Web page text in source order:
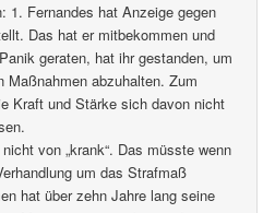
1. Fernandes hat Anzeige gegen
Das hat er mitbekommen und
geraten, hat ihr gestanden, um
Maßnahmen abzuhalten. Zum
Kraft und Stärke sich davon nicht
von „krank“. Das müsste wenn
um das Strafmaß
hat über zehn Jahre lang seine